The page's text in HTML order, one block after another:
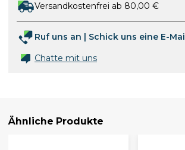
Versandkostenfrei ab 80,00 €
Ruf uns an
Schick uns eine E-Mail
Chatte mit uns
Ähnliche Produkte